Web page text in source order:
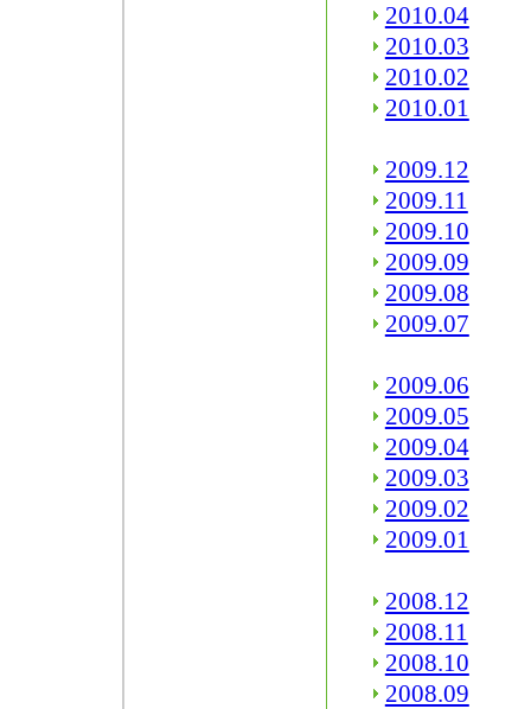
2010.04
2010.03
2010.02
2010.01
2009.12
2009.11
2009.10
2009.09
2009.08
2009.07
2009.06
2009.05
2009.04
2009.03
2009.02
2009.01
2008.12
2008.11
2008.10
2008.09